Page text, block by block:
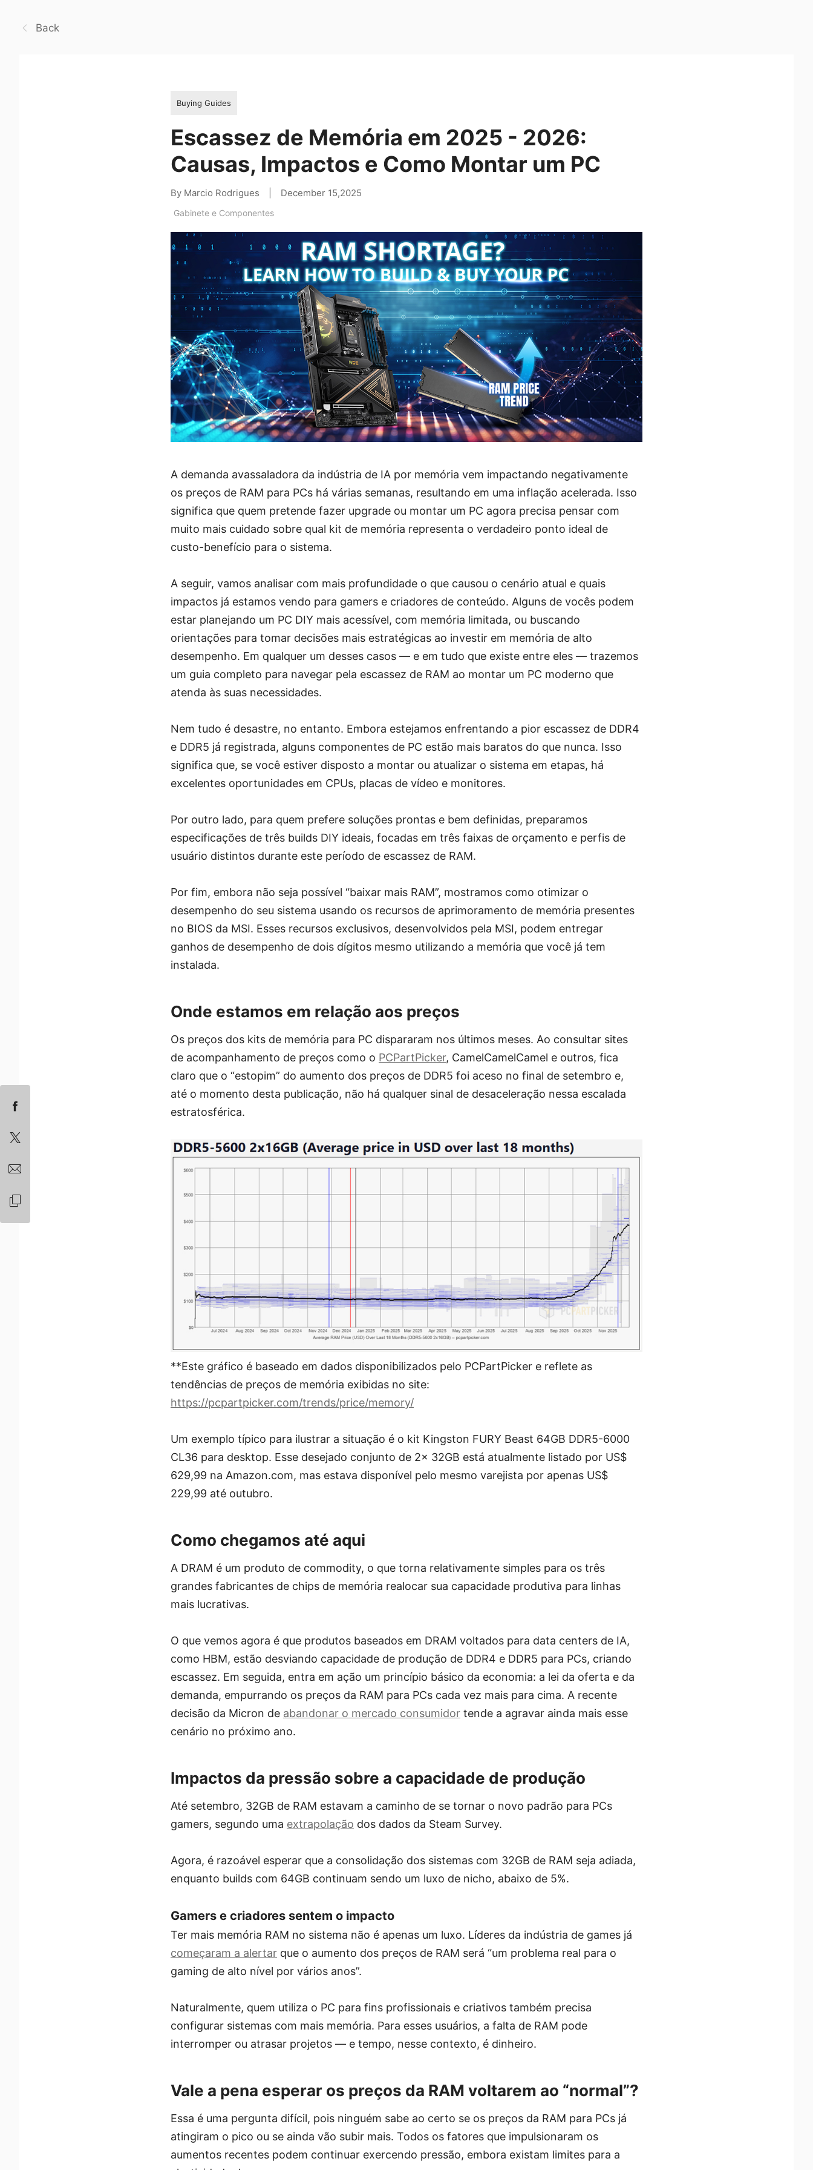
Back
Buying Guides
Escassez de Memória em 2025 - 2026:
Causas, Impactos e Como Montar um PC
By Marcio Rodrigues December 15,2025
Gabinete e Componentes
A demanda avassaladora da indústria de IA por memória vem impactando negativamente
os preços de RAM para PCs há várias semanas, resultando em uma inflação acelerada. Isso
significa que quem pretende fazer upgrade ou montar um PC agora precisa pensar com
muito mais cuidado sobre qual kit de memória representa o verdadeiro ponto ideal de
custo-benefício para o sistema.
A seguir, vamos analisar com mais profundidade o que causou o cenário atual e quais
impactos já estamos vendo para gamers e criadores de conteúdo. Alguns de vocês podem
estar planejando um PC DIY mais acessível, com memória limitada, ou buscando
orientações para tomar decisões mais estratégicas ao investir em memória de alto
desempenho. Em qualquer um desses casos — e em tudo que existe entre eles — trazemos
um guia completo para navegar pela escassez de RAM ao montar um PC moderno que
atenda às suas necessidades.
Nem tudo é desastre, no entanto. Embora estejamos enfrentando a pior escassez de DDR4
e DDR5 já registrada, alguns componentes de PC estão mais baratos do que nunca. Isso
significa que, se você estiver disposto a montar ou atualizar o sistema em etapas, há
excelentes oportunidades em CPUs, placas de vídeo e monitores.
Por outro lado, para quem prefere soluções prontas e bem definidas, preparamos
especificações de três builds DIY ideais, focadas em três faixas de orçamento e perfis de
usuário distintos durante este período de escassez de RAM.
Por fim, embora não seja possível “baixar mais RAM”, mostramos como otimizar o
desempenho do seu sistema usando os recursos de aprimoramento de memória presentes
no BIOS da MSI. Esses recursos exclusivos, desenvolvidos pela MSI, podem entregar
ganhos de desempenho de dois dígitos mesmo utilizando a memória que você já tem
instalada.
Onde estamos em relação aos preços
Os preços dos kits de memória para PC dispararam nos últimos meses. Ao consultar sites
de acompanhamento de preços como o PCPartPicker, CamelCamelCamel e outros, fica
claro que o “estopim” do aumento dos preços de DDR5 foi aceso no final de setembro e,
até o momento desta publicação, não há qualquer sinal de desaceleração nessa escalada
estratosférica.
**Este gráfico é baseado em dados disponibilizados pelo PCPartPicker e reflete as
tendências de preços de memória exibidas no site:
https://pcpartpicker.com/trends/price/memory/
Um exemplo típico para ilustrar a situação é o kit Kingston FURY Beast 64GB DDR5-6000
CL36 para desktop. Esse desejado conjunto de 2x 32GB está atualmente listado por US$
629,99 na Amazon.com, mas estava disponível pelo mesmo varejista por apenas US$
229,99 até outubro.
Como chegamos até aqui
A DRAM é um produto de commodity, o que torna relativamente simples para os três
grandes fabricantes de chips de memória realocar sua capacidade produtiva para linhas
mais lucrativas.
O que vemos agora é que produtos baseados em DRAM voltados para data centers de IA,
como HBM, estão desviando capacidade de produção de DDR4 e DDR5 para PCs, criando
escassez. Em seguida, entra em ação um princípio básico da economia: a lei da oferta e da
demanda, empurrando os preços da RAM para PCs cada vez mais para cima. A recente
decisão da Micron de abandonar o mercado consumidor tende a agravar ainda mais esse
cenário no próximo ano.
Impactos da pressão sobre a capacidade de produção
Até setembro, 32GB de RAM estavam a caminho de se tornar o novo padrão para PCs
gamers, segundo uma extrapolação dos dados da Steam Survey.
Agora, é razoável esperar que a consolidação dos sistemas com 32GB de RAM seja adiada,
enquanto builds com 64GB continuam sendo um luxo de nicho, abaixo de 5%.
Gamers e criadores sentem o impacto
Ter mais memória RAM no sistema não é apenas um luxo. Líderes da indústria de games já
começaram a alertar que o aumento dos preços de RAM será “um problema real para o
gaming de alto nível por vários anos”.
Naturalmente, quem utiliza o PC para fins profissionais e criativos também precisa
configurar sistemas com mais memória. Para esses usuários, a falta de RAM pode
interromper ou atrasar projetos — e tempo, nesse contexto, é dinheiro.
Vale a pena esperar os preços da RAM voltarem ao “normal”?
Essa é uma pergunta difícil, pois ninguém sabe ao certo se os preços da RAM para PCs já
atingiram o pico ou se ainda vão subir mais. Todos os fatores que impulsionaram os
aumentos recentes podem continuar exercendo pressão, embora existam limites para a